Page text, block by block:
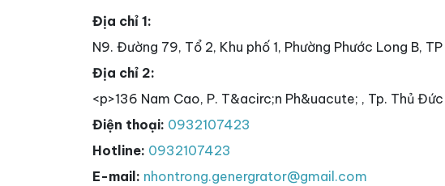
Địa chỉ 1:
N9. Đường 79, Tổ 2, Khu phố 1, Phường Phước Long B,
Địa chỉ 2:
<p>136 Nam Cao, P. T&acirc;n Ph&uacute; , Tp. Thủ Đức
Điện thoại: 0932107423
Hotline: 0932107423
E-mail: nhontrong.genergrator@gmail.com